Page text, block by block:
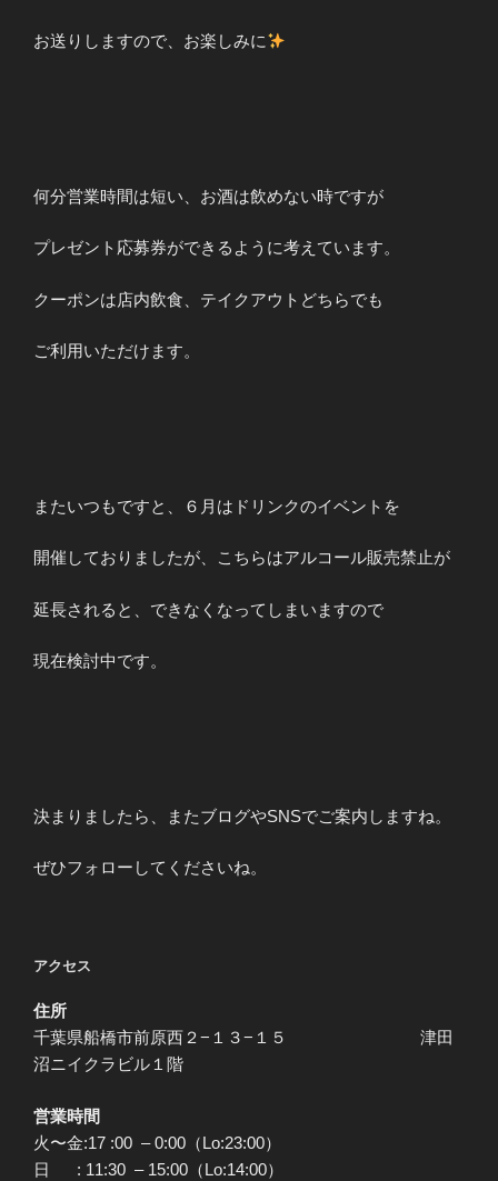
お送りしますので、お楽しみに
何分営業時間は短い、お酒は飲めない時ですが
プレゼント応募券ができるように考えています。
クーポンは店内飲食、テイクアウトどちらでも
ご利用いただけます。
またいつもですと、６月はドリンクのイベントを
開催しておりましたが、こちらはアルコール販売禁止が
延長されると、できなくなってしまいますので
現在検討中です。
決まりましたら、またブログやSNSでご案内しますね。
ぜひフォローしてくださいね。
アクセス
住所
千葉県船橋市前原西２−１３−１５ 津田
沼ニイクラビル１階
営業時間
火〜金:17 :00 – 0:00（Lo:23:00）
日 : 11:30 – 15:00（Lo:14:00）